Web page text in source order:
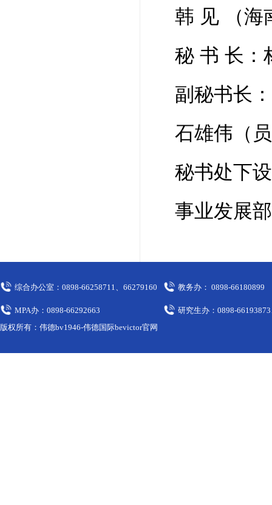
韩 见 （海
秘 书 长：
副秘书长
石雄伟（
秘书处下
事业发展
综合办公室：0898-66258711、66279160
MPA办：0898-66292663
教务办： 0898-66180899
研究生办：0898-
版权所有：伟德bv1946-伟德国际bevictor官网